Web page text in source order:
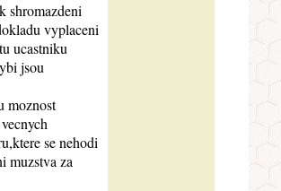
shromazdeni
vyplaceni
ucastniku
jsou
moznost
se nehodi
muzstva za